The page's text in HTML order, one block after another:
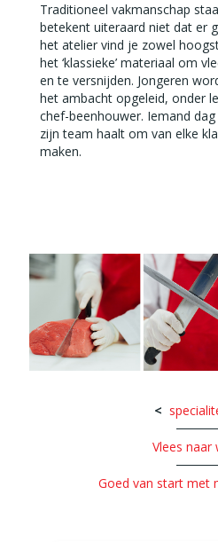
Traditioneel vakmanschap
betekent uiteraard niet dat er
het atelier vind je zowel
het ‘klassieke’ materiaal om
en te versnijden. Jongeren
het ambacht opgeleid, onder
chef-beenhouwer. Iemand
zijn team haalt om van elke
maken.
Vlees naar
Goed van start met